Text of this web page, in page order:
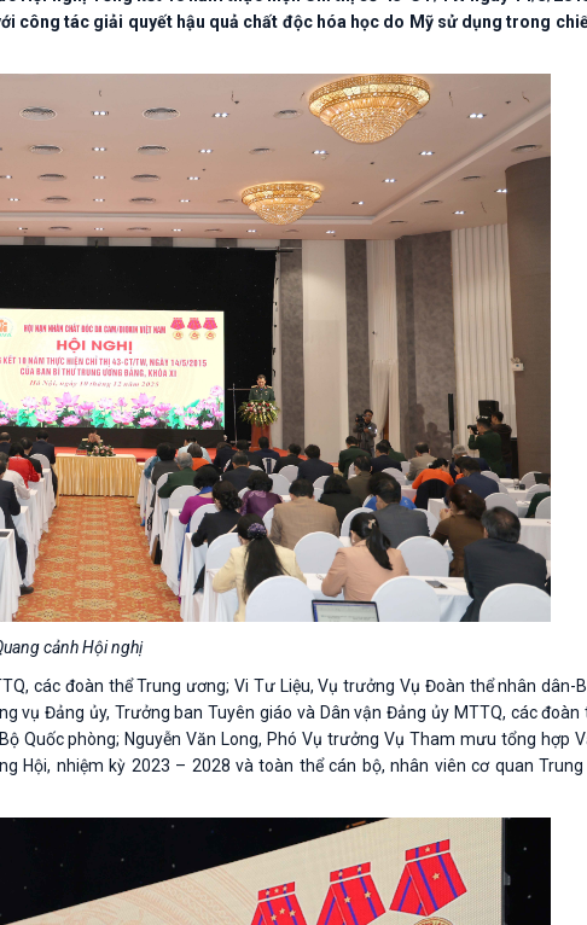
công tác giải quyết hậu quả chất độc hóa học do Mỹ sử dụng trong
cảnh Hội nghị
các đoàn thể Trung ương; Vi Tư Liệu, Vụ trưởng Vụ Đoàn thể nhân dân-
vụ Đảng ủy, Trưởng ban Tuyên giáo và Dân vận Đảng ủy MTTQ, các đoàn
Quốc phòng; Nguyễn Văn Long, Phó Vụ trưởng Vụ Tham mưu tổng hợp
Hội, nhiệm kỳ 2023 – 2028 và toàn thể cán bộ, nhân viên cơ quan Trung